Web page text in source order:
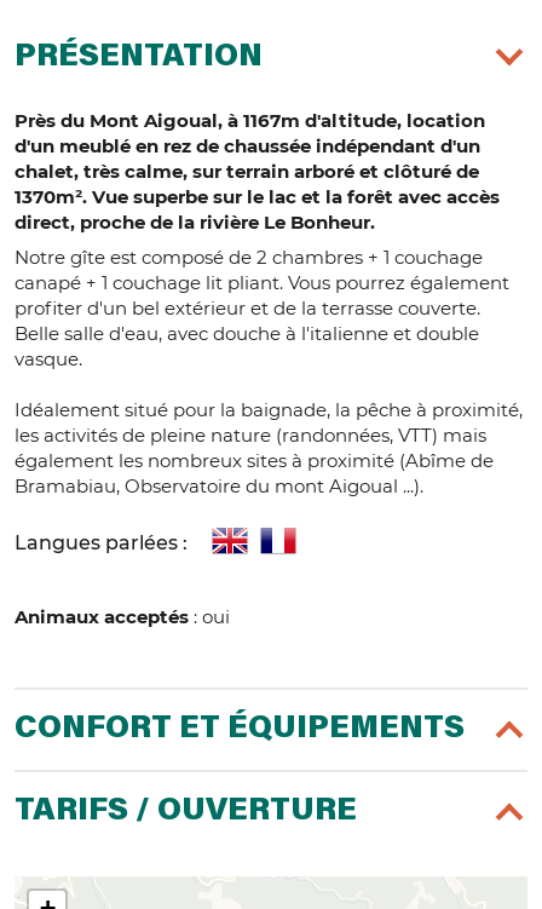
PRÉSENTATION
Près du Mont Aigoual, à 1167m d'altitude, location
d'un meublé en rez de chaussée indépendant d'un
chalet, très calme, sur terrain arboré et clôturé de
1370m². Vue superbe sur le lac et la forêt avec accès
direct, proche de la rivière Le Bonheur.
Notre gîte est composé de 2 chambres + 1 couchage
canapé + 1 couchage lit pliant. Vous pourrez également
profiter d'un bel extérieur et de la terrasse couverte.
Belle salle d'eau, avec douche à l'italienne et double
vasque.
Idéalement situé pour la baignade, la pêche à proximité,
les activités de pleine nature (randonnées, VTT) mais
également les nombreux sites à proximité (Abîme de
Bramabiau, Observatoire du mont Aigoual ...).
Langues parlées :
Animaux acceptés : oui
CONFORT ET ÉQUIPEMENTS
TARIFS / OUVERTURE